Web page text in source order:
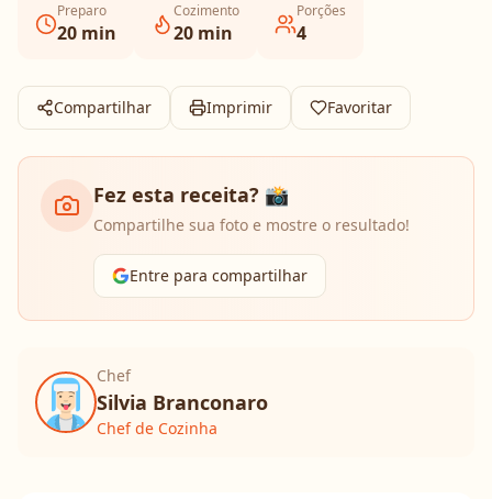
Preparo
20 min
Cozimento
20 min
Porções
4
Compartilhar Imprimir Favoritar
Fez esta receita? 📸
Compartilhe sua foto e mostre o resultado!
Entre para compartilhar
Chef
Silvia Branconaro
Chef de Cozinha